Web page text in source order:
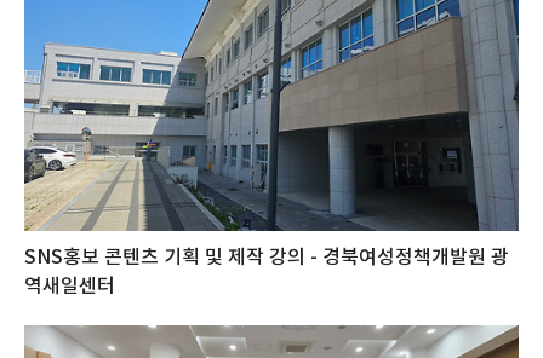
SNS홍보 콘텐츠 기획 및 제작 강의 - 경북여성정책개발원 광
역새일센터